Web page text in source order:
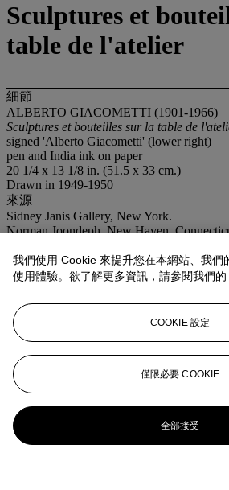
Sculptures et
table de l'atelier
細節
ALBERTO GIACOMETTI (1901-1966)
Sculptures et bouteilles sur la table de
signed 'Alberto Giacometti' (lower right)
pen and India ink on paper
20 1/4 x 13 1/8 in. (51.5 x 33 cm.)
Drawn in 1949-1950
來源
Sidney Janis Gallery, New York.
Norman Joondeph, New Haven,
Acquired from the above by the late
出版
展覽
New York, David Herbert Gallery,Initial
October 1959, no. 3 (illustrated; titled
更多來自印象派及現代藝
查看全部
我們使用 Cookie 來提升您在本網站、我們
使用體驗。欲了解更多資訊，請參閱我們的
COOKIE 設定
僅限必要 COOKIE
全部接受